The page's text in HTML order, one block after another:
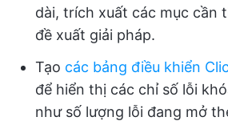
dài, trích xuất các mục cần
đề xuất giải pháp.
Tạo các bảng điều khiển
để hiển thị các chỉ số lỗi
như số lượng lỗi đang mở